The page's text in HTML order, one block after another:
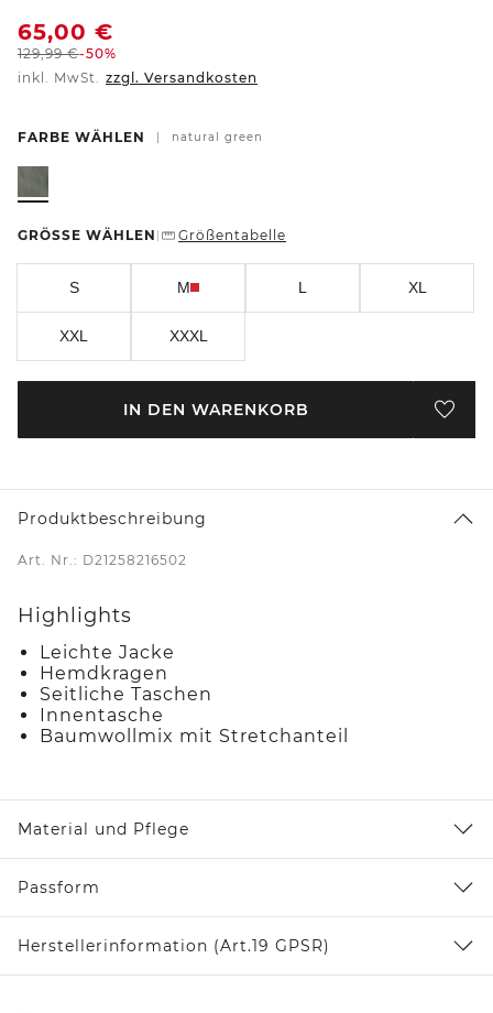
65,00 €
129,99€-50%
inkl. MwSt. zzgl. Versandkosten
FARBE WÄHLEN natural green
GRÖSSE WÄHLEN Größentabelle
S M L XL
XXL XXXL
IN DEN WARENKORB
Produktbeschreibung
Art. Nr.: D21258216502
Highlights
Leichte Jacke
Hemdkragen
Seitliche Taschen
Innentasche
Baumwollmix mit Stretchanteil
Material und Pflege
Passform
Herstellerinformation (Art.19 GPSR)